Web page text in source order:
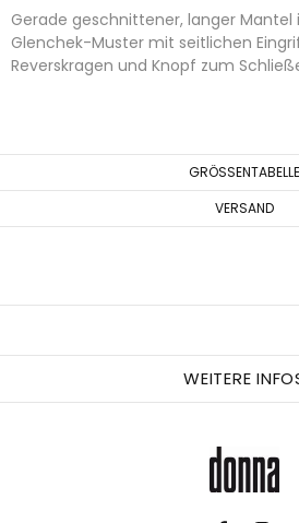
Gerade geschnittener, langer
Glenchek-Muster mit seitlichen
Reverskragen und Knopf zum
GRÖSSENTABELLE
VERSAND
WEITERE